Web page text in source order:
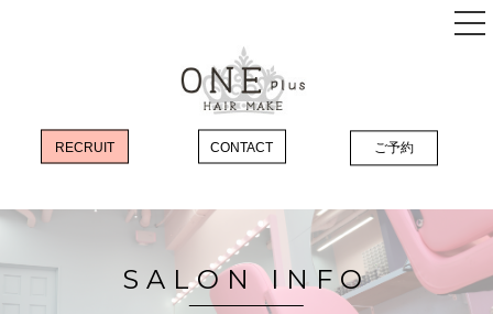
RECRUIT CONTACT ご予約
店舗のご案内
コンセプト
最先端のエクステで気軽にスタイルチェンジ
SALON INFO